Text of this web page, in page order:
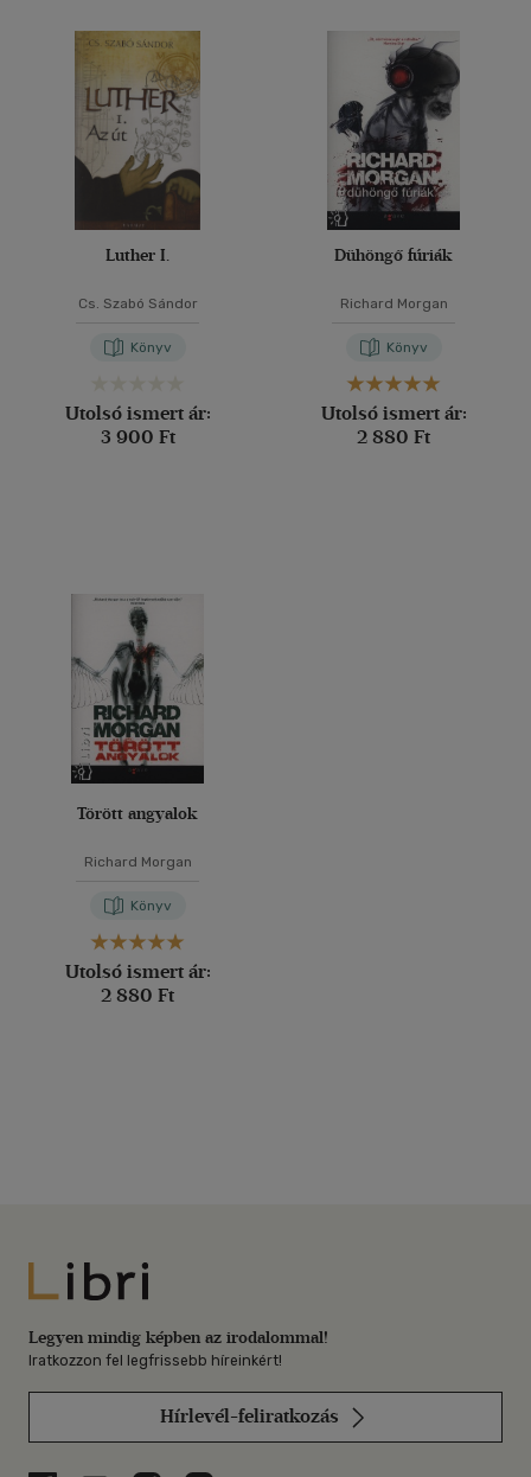
Luther I.
Cs. Szabó Sándor
Könyv
Utolsó ismert ár:
3 900 Ft
Dühöngő fúriák
Richard Morgan
Könyv
Utolsó ismert ár:
2 880 Ft
Törött angyalok
Richard Morgan
Könyv
Utolsó ismert ár:
2 880 Ft
Libri
Legyen mindig képben az irodalommal!
Iratkozzon fel legfrissebb híreinkért!
Hírlevél-feliratkozás